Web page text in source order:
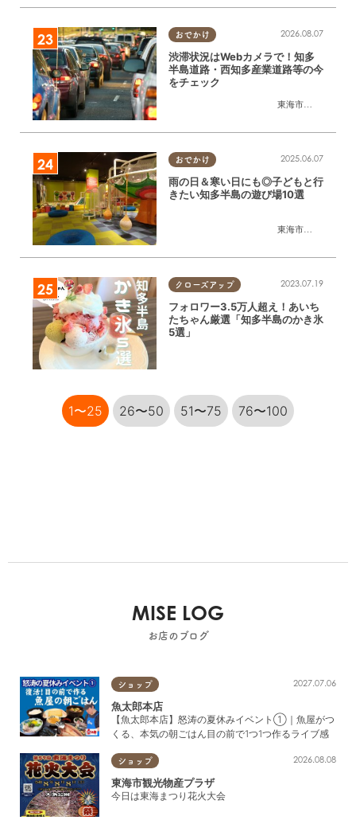
おでかけ
東海市
,大府市
2026.08.07
渋滞状況はWebカメラで！知多
半島道路・西知多産業道路等の今
をチェック
おでかけ
東海市
,大府市
2025.06.07
雨の日＆寒い日にも◎子どもと行
きたい知多半島の遊び場10選
クローズアップ 2023.07.19
フォロワー3.5万人超え！あいち
たちゃん厳選「知多半島のかき氷
5選」
1〜25 26〜50 51〜75 76〜100
MISE LOG
お店のブログ
ショップ 2027.07.06
魚太郎本店
【魚太郎本店】怒涛の夏休みイベント①｜魚屋がつ
くる、本気の朝ごはん目の前で1つ1つ作るライブ感
ショップ 2026.08.08
東海市観光物産プラザ
今日は東海まつり花火大会